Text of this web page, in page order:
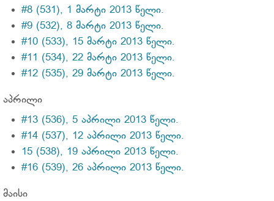
#8 (531), 1 მარტი 2013 წელი.
#9 (532), 8 მარტი 2013 წელი.
#10 (533), 15 მარტი 2013 წელი.
#11 (534), 22 მარტი 2013 წელი.
#12 (535), 29 მარტი 2013 წელი.
აპრილი
#13 (536), 5 აპრილი 2013 წელი.
#14 (537), 12 აპრილი 2013 წელი.
15 (538), 19 აპრილი 2013 წელი.
#16 (539), 26 აპრილი 2013 წელი.
მაისი